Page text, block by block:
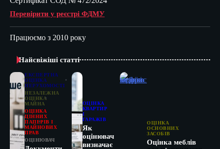
Перевірити у реєстрі ФДМУ
Працюємо з 2010 року
Найсвіжіші статті
ЕКСПЕРТНА
ОЦІНКА
НЕРУХОМОСТІ
НЕЗАЛЕЖНА
ОЦІНКА
МАЙНА
ОЦІНКА
ЦІННИХ
ПАПЕРІВ І
МАЙНОВИХ
ПРАВ
ОЦІНЮВАЧ
ОЦІНКА
КВАРТИР
І
ГАРАЖІВ
Як
оцінювач
визначає
ОЦІНКА
ОСНОВНИХ
ЗАСОБІВ
Оцінка меблів